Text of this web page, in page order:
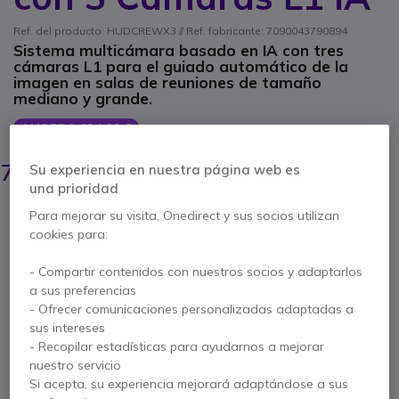
Ref. del producto: HUDCREWX3 // Ref. fabricante: 7090043790894
Sistema multicámara basado en IA con tres
cámaras L1 para el guiado automático de la
imagen en salas de reuniones de tamaño
mediano y grande.
AHORRA 834,00 €
7365,95 € s/Iva- 8912,80 € Iva incl.
Cantidad
AÑADIR AL CARRITO
PRESUPUESTO EN 4 H
No está disponible
2 años de garantía
Paga en 3 pagos de2.970,93 € Mostrar más
Su experiencia en nuestra página web es
una prioridad
Para mejorar su visita, Onedirect y sus socios utilizan
cookies para:
- Compartir contenidos con nuestros socios y adaptarlos
a sus preferencias
- Ofrecer comunicaciones personalizadas adaptadas a
sus intereses
- Recopilar estadísticas para ayudarnos a mejorar
nuestro servicio
Si acepta, su experiencia mejorará adaptándose a sus